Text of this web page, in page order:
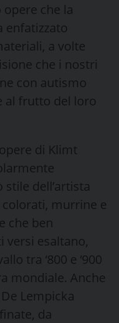
che la
enfatizzato
a volte
che i nostri
con autismo
al frutto del loro
di Klimt
stile dell’artista
murrine e
che ben
versi esaltano,
tra ‘800 e ‘900
mondiale. Anche
Lempicka
da